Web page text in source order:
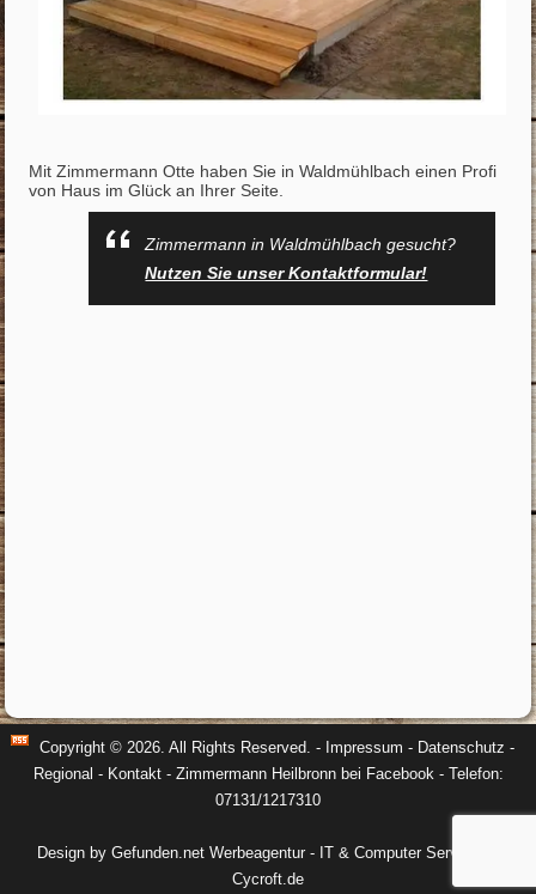
Mit Zimmermann Otte haben Sie in Waldmühlbach einen Profi
von Haus im Glück an Ihrer Seite.
Zimmermann in Waldmühlbach gesucht?
Nutzen Sie unser Kontaktformular!
Copyright © 2026. All Rights Reserved. - Impressum - Datenschutz -
Regional - Kontakt- Zimmermann Heilbronn bei Facebook - Telefon:
07131/1217310
Design by Gefunden.net Werbeagentur- IT & Computer Service by
Cycroft.de